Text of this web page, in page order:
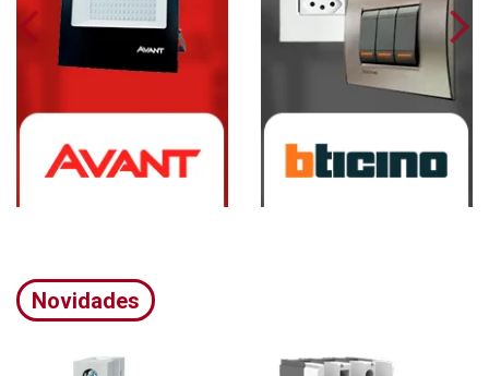
Novidades